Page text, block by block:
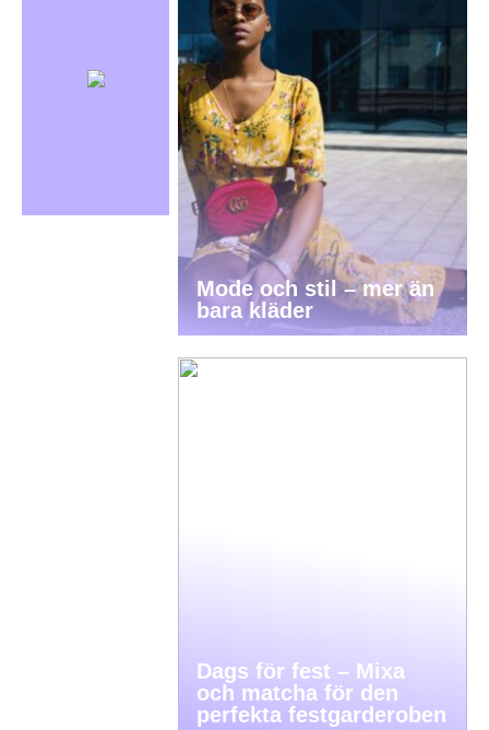
Mode och stil – mer än
bara kläder
Dags för fest – Mixa
och matcha för den
perfekta festgarderoben